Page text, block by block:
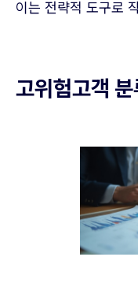
이는 전략적 도구로
고위험고객